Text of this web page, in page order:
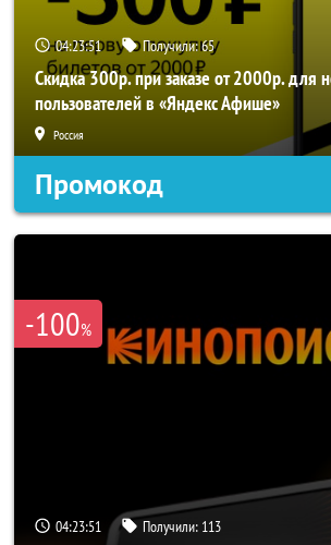
04:23:50 Получили:65
Скидка 300р. при заказе от 2000р. для
пользователей в «Яндекс Афише»
Россия
Промокод
-100%
04:23:50 Получили: 113